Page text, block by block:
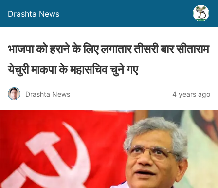
Drashta News
भाजपा को हराने के लिए लगातार तीसरी बार सीताराम
येचुरी माकपा के महासचिव चुने गए
Drashta News 4 years ago